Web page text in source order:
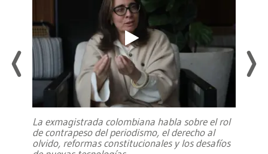
La exmagistrada colombiana habla sobre el rol
de contrapeso del periodismo, el derecho al
olvido, reformas constitucionales y los desafíos